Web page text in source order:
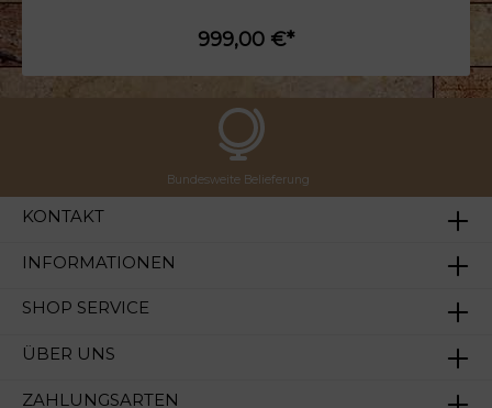
999,00 €*
Bundesweite Belieferung
KONTAKT
INFORMATIONEN
SHOP SERVICE
ÜBER UNS
ZAHLUNGSARTEN